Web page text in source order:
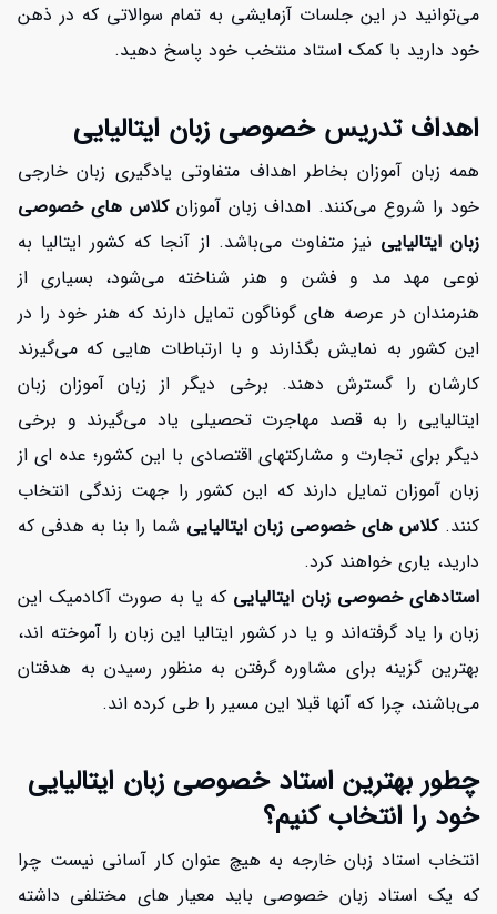
می‌توانید در این جلسات آزمایشی به تمام سوالاتی که در ذهن
خود دارید با کمک استاد منتخب خود پاسخ دهید.
اهداف تدریس خصوصی زبان ایتالیایی
همه زبان آموزان بخاطر اهداف متفاوتی یادگیری زبان خارجی
خود را شروع می‌کنند. اهداف زبان آموزانکلاس های خصوصی
زبان ایتالیایی نیز متفاوت می‌باشد. از آنجا که کشور ایتالیا به
نوعی مهد مد و فشن و هنر شناخته می‌شود، بسیاری از
هنرمندان در عرصه های گوناگون تمایل دارند که هنر خود را در
این کشور به نمایش بگذارند و با ارتباطات هایی که می‌گیرند
کارشان را گسترش دهند. برخی دیگر از زبان آموزان زبان
ایتالیایی را به قصد مهاجرت تحصیلی یاد می‌گیرند و برخی
دیگر برای تجارت و مشارکتهای اقتصادی با این کشور؛ عده ای از
زبان آموزان تمایل دارند که این کشور را جهت زندگی انتخاب
کنند.کلاس های خصوصی زبان ایتالیایی شما را بنا به هدفی که
دارید، یاری خواهند کرد.
استادهای خصوصی زبان ایتالیایی که یا به صورت آکادمیک این
زبان را یاد گرفته‌اند و یا در کشور ایتالیا این زبان را آموخته اند،
بهترین گزینه برای مشاوره گرفتن به منظور رسیدن به هدفتان
می‌باشند، چرا که آنها قبلا این مسیر را طی کرده اند.
چطور بهترین استاد خصوصی زبان ایتالیایی
خود را انتخاب کنیم؟
انتخاب استاد زبان خارجه به هیچ عنوان کار آسانی نیست چرا
که یک استاد زبان خصوصی باید معیار های مختلفی داشته